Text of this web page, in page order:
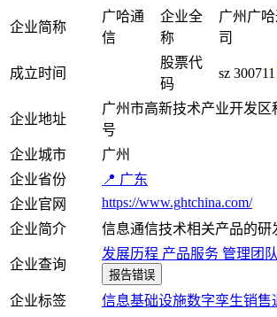
企业简称
广哈通
信
企业全
称
广州广
司
成立时间
股票代
码
sz 300711
企业地址
广州市高新技术产业开发区
号
企业城市
广州
企业省份
📍 广东
企业官网
https://www.ghtchina.com/
企业简介
信息通信技术相关产品的研
企业查询
发展历程 产品服务 管理团队
报告错误
企业标签 信息基础设施数字孪生销售